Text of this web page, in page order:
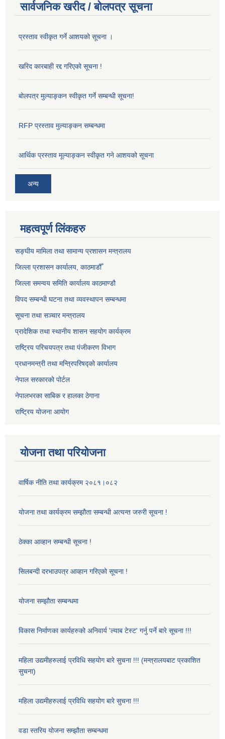
सार्वजनिक खरीद / बोलपत्र सूचना
प्रस्ताव स्वीकृत गर्ने आशयको सूचना ।
खरिद कारबाही रद्द गरिएको सूचना !
बोलपत्र मुल्याङ्कन स्वीकृत गर्ने सम्बन्धी सूचना!
RFP प्रस्ताव मुल्याङ्कन सम्बन्धमा
आर्थिक प्रस्ताव मूल्याङ्कन स्वीकृत गने आशयको सूचना
अन्य
महत्वपूर्ण लिंकहरु
सङ्‍घीय मामिला तथा सामान्य प्रशासन मन्त्रालय
जिल्ला प्रशासन कार्यालय, काठमाडौँ
जिल्ला समन्वय समिति कार्यालय काठमाण्ड‌ौ
विपद सम्बन्धी घटना तथा व्यवस्थापन सम्बन्धमा
सूचना तथा सञ्चार मन्त्रालय
प्रादेशिक तथा स्थानीय शासन सहयोग कार्यक्रम
राष्ट्रिय परिचयपत्र तथा पंजीकरण विभाग
प्रधानमन्त्री तथा मन्त्रिपरिषद्को कार्यालय
नेपाल सरकारको पोर्टल
नेपालभरका साबिक र हालका ठेगाना
राष्ट्रिय योजना आयोग
योजना तथा परियोजना
वार्षिक नीति तथा कार्यक्रम २०८१।०८२
योजना तथा कार्यक्रम सम्झौता सम्बन्धी अत्यन्त जरुरी सूचना !
ठेक्का आव्हान सम्बन्धी सूचना !
सिलबन्दी दरभाउपत्र आव्हान गरिएको सूचना !
योजना सम्झौता सम्बन्धमा
विकास निर्माणका कार्यहरुको अनिवार्य 'ल्याब टेस्ट' गर्नु पर्ने बारे सूचना !!!
महिला उद्यमीहरुलाई प्रविधि सहयोग बारे सुचना !!! (मन्त्रालयबाट प्रकाशित
सुचना)
महिला उद्यमीहरुलाई प्रविधि सहयोग बारे सुचना !!!
वडा स्तरिय योजना सम्झौता सम्बन्धमा